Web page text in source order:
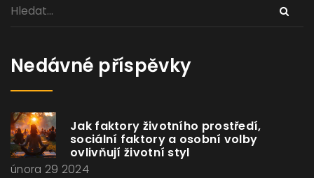
Nedávné příspěvky
Jak faktory životního prostředí,
sociální faktory a osobní volby
ovlivňují životní styl
února 29 2024